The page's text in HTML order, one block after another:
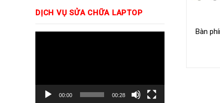
DỊCH VỤ SỬA CHỮA LAPTOP
00:00 00:28
Bàn